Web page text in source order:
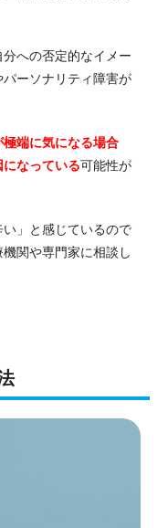
分への否定的なイメー
ーソナリティ障害が
端に気になる場合
なっている可能性が
」と感じているので
関や専門家に相談し